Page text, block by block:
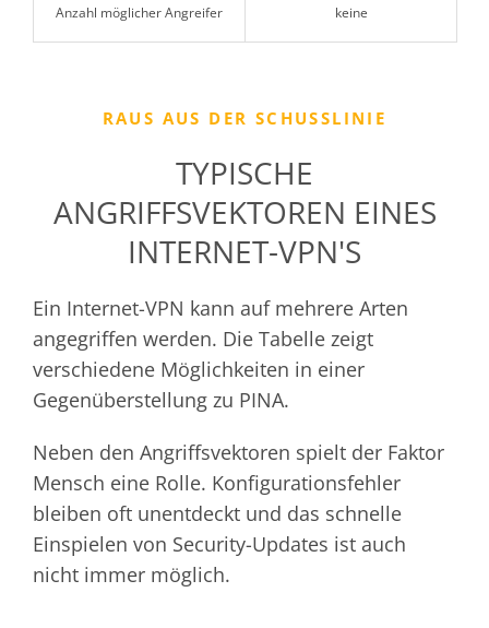
Anzahl möglicher Angreifer keine
RAUS AUS DER SCHUSSLINIE
TYPISCHE
ANGRIFFSVEKTOREN EINES
INTERNET-VPN'S
Ein Internet-VPN kann auf mehrere Arten
angegriffen werden. Die Tabelle zeigt
verschiedene Möglichkeiten in einer
Gegenüberstellung zu PINA.
Neben den Angriffsvektoren spielt der Faktor
Mensch eine Rolle. Konfigurationsfehler
bleiben oft unentdeckt und das schnelle
Einspielen von Security-Updates ist auch
nicht immer möglich.